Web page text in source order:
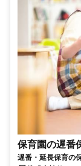
保育園の遅番
遅番・延長保育の